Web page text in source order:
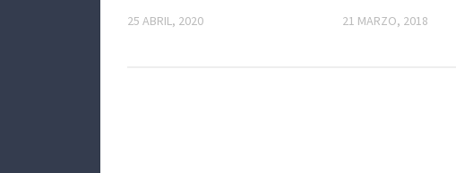
25 ABRIL, 2020 21 MARZO, 2018